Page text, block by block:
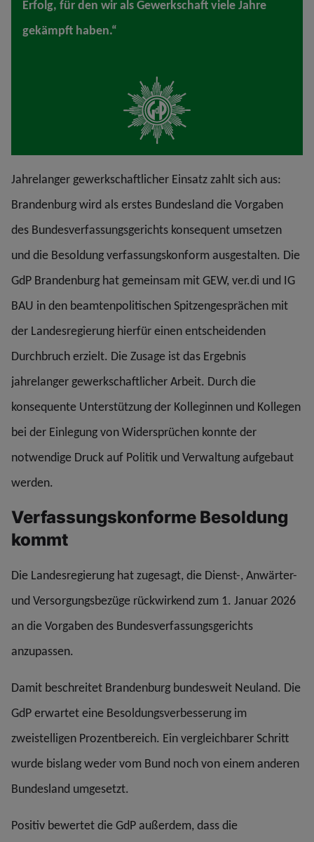
Erfolg, für den wir als Gewerkschaft viele Jahre
gekämpft haben.“
Jahrelanger gewerkschaftlicher Einsatz zahlt sich aus:
Brandenburg wird als erstes Bundesland die Vorgaben
des Bundesverfassungsgerichts konsequent umsetzen
und die Besoldung verfassungskonform ausgestalten. Die
GdP Brandenburg hat gemeinsam mit GEW, ver.di und IG
BAU in den beamtenpolitischen Spitzengesprächen mit
der Landesregierung hierfür einen entscheidenden
Durchbruch erzielt. Die Zusage ist das Ergebnis
jahrelanger gewerkschaftlicher Arbeit. Durch die
konsequente Unterstützung der Kolleginnen und Kollegen
bei der Einlegung von Widersprüchen konnte der
notwendige Druck auf Politik und Verwaltung aufgebaut
werden.
Verfassungskonforme Besoldung
kommt
Die Landesregierung hat zugesagt, die Dienst-, Anwärter-
und Versorgungsbezüge rückwirkend zum 1. Januar 2026
an die Vorgaben des Bundesverfassungsgerichts
anzupassen.
Damit beschreitet Brandenburg bundesweit Neuland. Die
GdP erwartet eine Besoldungsverbesserung im
zweistelligen Prozentbereich. Ein vergleichbarer Schritt
wurde bislang weder vom Bund noch von einem anderen
Bundesland umgesetzt.
Positiv bewertet die GdP außerdem, dass die